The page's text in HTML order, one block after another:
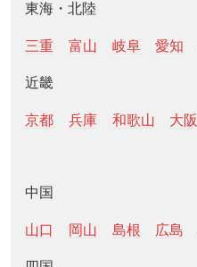
東海・北陸
三重 富山 岐阜 愛知
近畿
京都 兵庫 和歌山 大阪
中国
山口 岡山 島根 広島